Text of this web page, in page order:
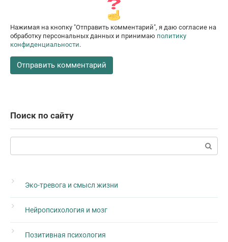
Нажимая на кнопку "Отправить комментарий", я даю согласие на
обработку персональных данных и принимаю политику
конфиденциальности.
Поиск по сайту
Эко-тревога и смысл жизни
Нейропсихология и мозг
Позитивная психология